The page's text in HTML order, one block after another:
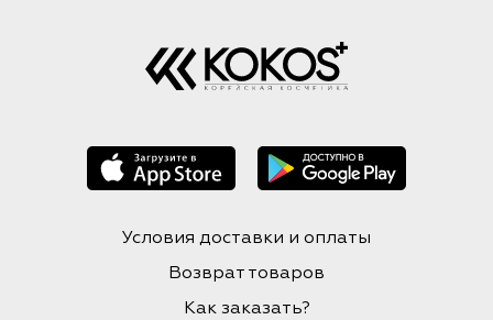
Условия доставки и оплаты
Возврат товаров
Как заказать?